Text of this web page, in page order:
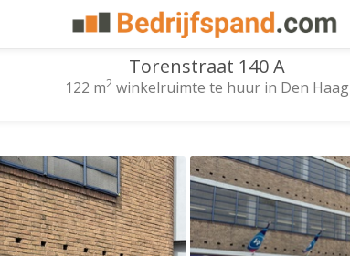
Torenstraat 140 A
122 m2winkelruimte te huur in Den Haag